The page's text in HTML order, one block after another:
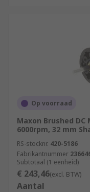
Op voorraad
Maxon Brushed DC
6000rpm, 32 mm
RS-stocknr. 420-5186
Fabrikantnummer
Subtotaal (1 eenheid)
€ 243,46(excl. BTW)
Aantal